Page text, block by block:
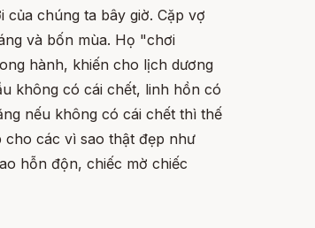
chúng ta bây giờ. Cặp vợ
và bốn mùa. Họ "chơi
hành, khiến cho lịch dương
không có cái chết, linh hồn có
nếu không có cái chết thì thế
các vì sao thật đẹp như
hỗn độn, chiếc mờ chiếc